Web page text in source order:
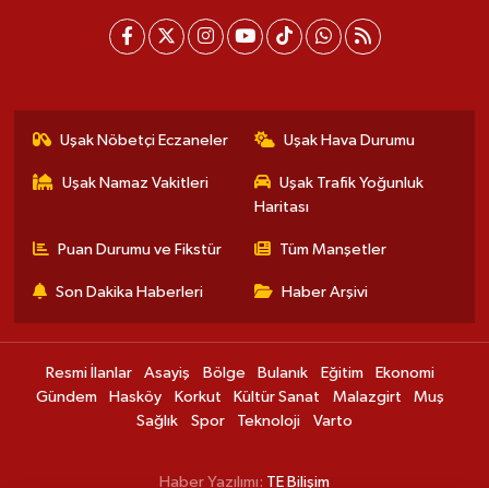
Uşak Nöbetçi Eczaneler Uşak Hava Durumu
Uşak Namaz Vakitleri
Uşak Trafik Yoğunluk
Haritası
Puan Durumu ve Fikstür Tüm Manşetler
Son Dakika Haberleri Haber Arşivi
Resmi İlanlar Asayiş Bölge Bulanık Eğitim
Ekonomi
Gündem
Hasköy Korkut Kültür Sanat Malazgirt
Muş
Sağlık
Spor Teknoloji Varto
Haber Yazılımı: TE Bilişim